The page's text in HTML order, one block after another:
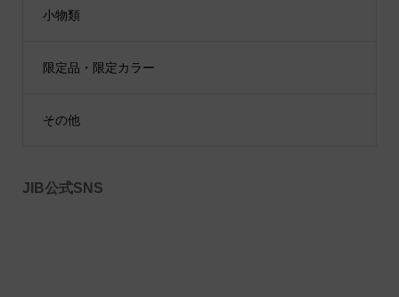
小物類
限定品・限定カラー
その他
JIB公式SNS